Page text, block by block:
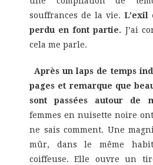
souffrances de la vie. L’exil
perdu en font partie. J’ai
cela me parle.
Après un laps de temps
pages et remarque que
sont passées autour de
femmes en nuisette noire
ne sais comment. Une
mûr, dans le même
coiffeuse. Elle ouvre un